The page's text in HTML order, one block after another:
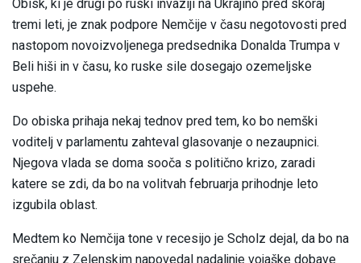
Obisk, ki je drugi po ruski invaziji na Ukrajino pred skoraj
tremi leti, je znak podpore Nemčije v času negotovosti pred
nastopom novoizvoljenega predsednika Donalda Trumpa v
Beli hiši in v času, ko ruske sile dosegajo ozemeljske
uspehe.
Do obiska prihaja nekaj tednov pred tem, ko bo nemški
voditelj v parlamentu zahteval glasovanje o nezaupnici.
Njegova vlada se doma sooča s politično krizo, zaradi
katere se zdi, da bo na volitvah februarja prihodnje leto
izgubila oblast.
Medtem ko Nemčija tone v recesijo je Scholz dejal, da bo na
srečanju z Zelenskim napovedal nadaljnje vojaške dobave